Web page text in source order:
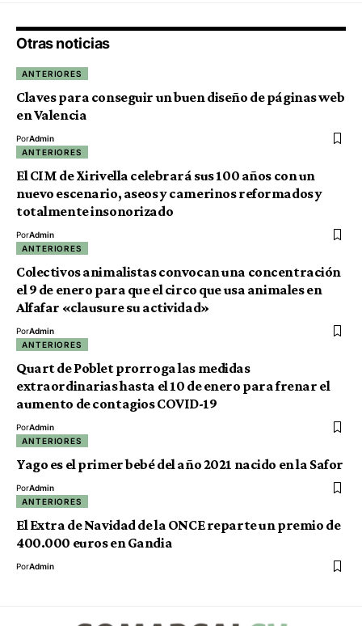
Otras noticias
ANTERIORES
Claves para conseguir un buen diseño de páginas web
en Valencia
PorAdmin
ANTERIORES
El CIM de Xirivella celebrará sus 100 años con un
nuevo escenario, aseos y camerinos reformados y
totalmente insonorizado
PorAdmin
ANTERIORES
Colectivos animalistas convocan una concentración
el 9 de enero para que el circo que usa animales en
Alfafar «clausure su actividad»
PorAdmin
ANTERIORES
Quart de Poblet prorroga las medidas
extraordinarias hasta el 10 de enero para frenar el
aumento de contagios COVID-19
PorAdmin
ANTERIORES
Yago es el primer bebé del año 2021 nacido en la Safor
PorAdmin
ANTERIORES
El Extra de Navidad de la ONCE reparte un premio de
400.000 euros en Gandia
PorAdmin